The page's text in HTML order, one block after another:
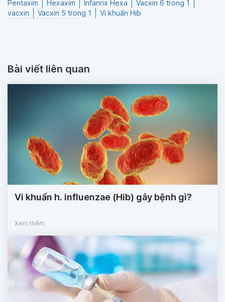
Pentaxim Hexaxim Infanrix Hexa
Vacxin 6 trong 1
vacxin
Vacxin 5 trong 1 Vi khuẩn Hib
Bài viết liên quan
Vi khuẩn h. influenzae (Hib) gây bệnh gì?
Xem thêm